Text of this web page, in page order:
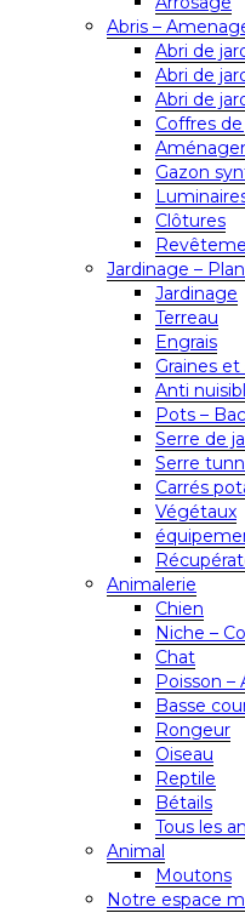
Abris –
Abri de
Abri de
Abri de
Coffres
Gazon
Clôtures
Jardinage –
Jardinage
Terreau
Engrais
Graines
Anti
Pots –
Serre de
Serre
Carrés
Végétaux
Animalerie
Chien
Niche –
Chat
Poisson –
Basse
Rongeur
Oiseau
Reptile
Bétails
Tous les
Animal
Moutons
Notre espace